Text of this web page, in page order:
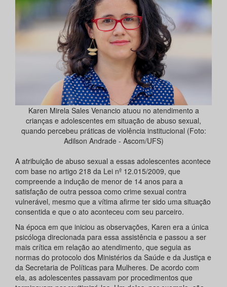
Karen Mirela Sales Venancio atuou no atendimento a
crianças e adolescentes em situação de abuso sexual,
quando percebeu práticas de violência institucional (Foto:
Adilson Andrade - Ascom/UFS)
A atribuição de abuso sexual a essas adolescentes acontece
com base no artigo 218 da Lei nº 12.015/2009, que
compreende a indução de menor de 14 anos para a
satisfação de outra pessoa como crime sexual contra
vulnerável, mesmo que a vítima afirme ter sido uma situação
consentida e que o ato aconteceu com seu parceiro.
Na época em que iniciou as observações, Karen era a única
psicóloga direcionada para essa assistência e passou a ser
mais crítica em relação ao atendimento, que seguia as
normas do protocolo dos Ministérios da Saúde e da Justiça e
da Secretaria de Políticas para Mulheres. De acordo com
ela, as adolescentes passavam por procedimentos que